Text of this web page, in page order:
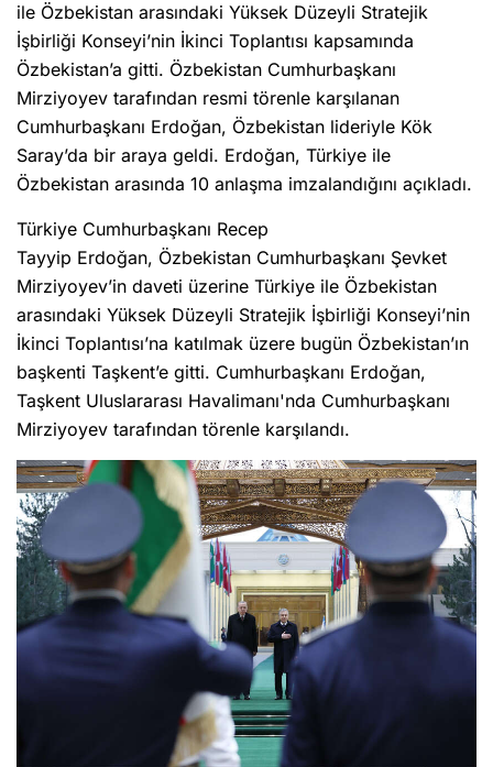
ile Özbekistan arasındaki Yüksek Düzeyli Stratejik
İşbirliği Konseyi’nin İkinci Toplantısı kapsamında
Özbekistan’a gitti. Özbekistan Cumhurbaşkanı
Mirziyoyev tarafından resmi törenle karşılanan
Cumhurbaşkanı Erdoğan, Özbekistan lideriyle Kök
Saray’da bir araya geldi. Erdoğan, Türkiye ile
Özbekistan arasında 10 anlaşma imzalandığını açıkladı.
Türkiye Cumhurbaşkanı Recep
Tayyip Erdoğan, Özbekistan Cumhurbaşkanı Şevket
Mirziyoyev’in daveti üzerine Türkiye ile Özbekistan
arasındaki Yüksek Düzeyli Stratejik İşbirliği Konseyi’nin
İkinci Toplantısı’na katılmak üzere bugün Özbekistan’ın
başkenti Taşkent’e gitti. Cumhurbaşkanı Erdoğan,
Taşkent Uluslararası Havalimanı'nda Cumhurbaşkanı
Mirziyoyev tarafından törenle karşılandı.